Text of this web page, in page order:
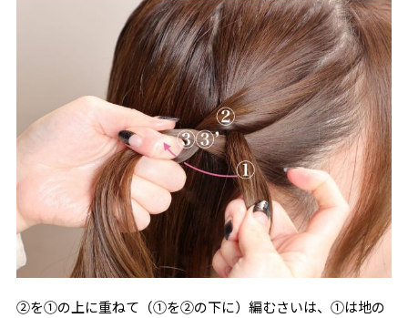
②を①の上に重ねて（①を②の下に）編むさいは、①は地の